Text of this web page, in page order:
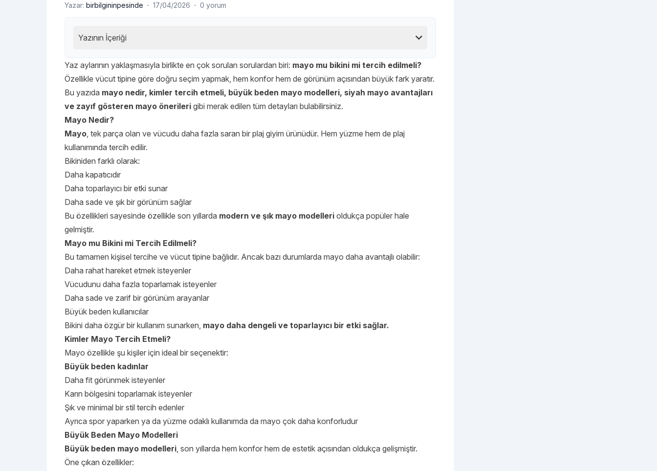
Yazar: birbilgininpesinde · 17/04/2026 · 0 yorum
Yazının İçeriği
Yaz aylarının yaklaşmasıyla birlikte en çok sorulan sorulardan biri: mayo mu bikini mi tercih edilmeli?
Özellikle vücut tipine göre doğru seçim yapmak, hem konfor hem de görünüm açısından büyük fark yaratır.
Bu yazıda mayo nedir, kimler tercih etmeli, büyük beden mayo modelleri, siyah mayo avantajları
ve zayıf gösteren mayo önerileri gibi merak edilen tüm detayları bulabilirsiniz.
Mayo Nedir?
Mayo, tek parça olan ve vücudu daha fazla saran bir plaj giyim ürünüdür. Hem yüzme hem de plaj
kullanımında tercih edilir.
Bikiniden farklı olarak:
Daha kapatıcıdır
Daha toparlayıcı bir etki sunar
Daha sade ve şık bir görünüm sağlar
Bu özellikleri sayesinde özellikle son yıllarda modern ve şık mayo modelleri oldukça popüler hale
gelmiştir.
Mayo mu Bikini mi Tercih Edilmeli?
Bu tamamen kişisel tercihe ve vücut tipine bağlıdır. Ancak bazı durumlarda mayo daha avantajlı olabilir:
Daha rahat hareket etmek isteyenler
Vücudunu daha fazla toparlamak isteyenler
Daha sade ve zarif bir görünüm arayanlar
Büyük beden kullanıcılar
Bikini daha özgür bir kullanım sunarken, mayo daha dengeli ve toparlayıcı bir etki sağlar.
Kimler Mayo Tercih Etmeli?
Mayo özellikle şu kişiler için ideal bir seçenektir:
Büyük beden kadınlar
Daha fit görünmek isteyenler
Karın bölgesini toparlamak isteyenler
Şık ve minimal bir stil tercih edenler
Ayrıca spor yaparken ya da yüzme odaklı kullanımda da mayo çok daha konforludur
Büyük Beden Mayo Modelleri
Büyük beden mayo modelleri, son yıllarda hem konfor hem de estetik açısından oldukça gelişmiştir.
Öne çıkan özellikler: